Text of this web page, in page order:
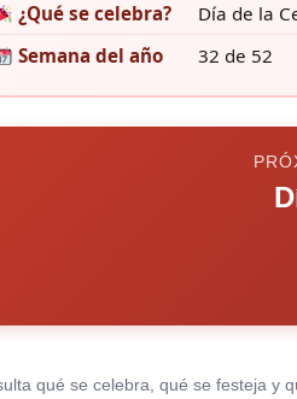
¿Qué se celebra?
Día de la
Semana del año
32 de 52
qué se celebra, qué se festeja y